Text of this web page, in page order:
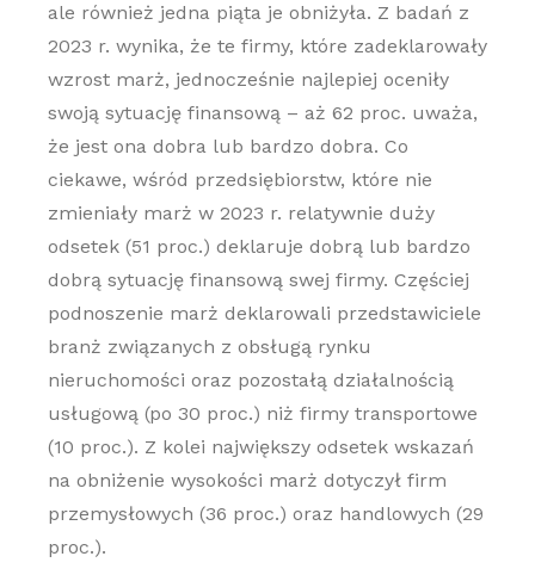
ale również jedna piąta je obniżyła. Z badań z
2023 r. wynika, że te firmy, które zadeklarowały
wzrost marż, jednocześnie najlepiej oceniły
swoją sytuację finansową – aż 62 proc. uważa,
że jest ona dobra lub bardzo dobra. Co
ciekawe, wśród przedsiębiorstw, które nie
zmieniały marż w 2023 r. relatywnie duży
odsetek (51 proc.) deklaruje dobrą lub bardzo
dobrą sytuację finansową swej firmy. Częściej
podnoszenie marż deklarowali przedstawiciele
branż związanych z obsługą rynku
nieruchomości oraz pozostałą działalnością
usługową (po 30 proc.) niż firmy transportowe
(10 proc.). Z kolei największy odsetek wskazań
na obniżenie wysokości marż dotyczył firm
przemysłowych (36 proc.) oraz handlowych (29
proc.).